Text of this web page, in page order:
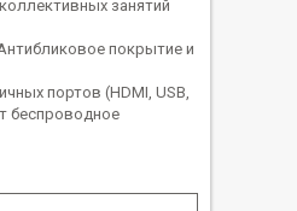
занятий
покрытие и
портов (HDMI, USB,
беспроводное